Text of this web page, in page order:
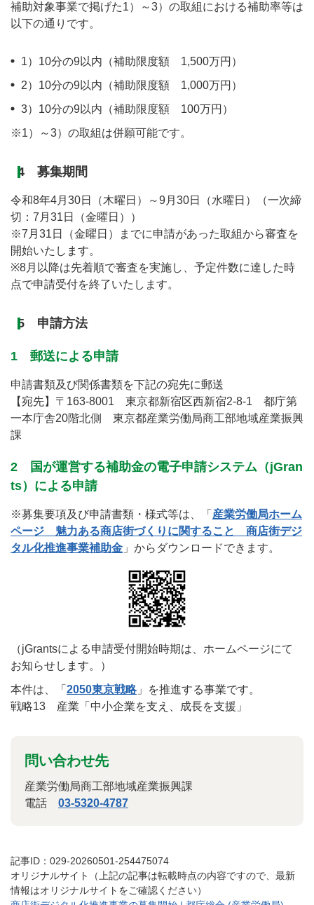
補助対象事業で掲げた1）～3）の取組における補助率等は
以下の通りです。
1）10分の9以内（補助限度額 1,500万円）
2）10分の9以内（補助限度額 1,000万円）
3）10分の9以内（補助限度額 100万円）
※1）～3）の取組は併願可能です。
4 募集期間
令和8年4月30日（木曜日）～9月30日（水曜日）（一次締
切：7月31日（金曜日））
※7月31日（金曜日）までに申請があった取組から審査を
開始いたします。
※8月以降は先着順で審査を実施し、予定件数に達した時
点で申請受付を終了いたします。
5 申請方法
1 郵送による申請
申請書類及び関係書類を下記の宛先に郵送
【宛先】〒163-8001 東京都新宿区西新宿2-8-1 都庁第
一本庁舎20階北側 東京都産業労働局商工部地域産業振興
課
2 国が運営する補助金の電子申請システム（jGran
ts）による申請
※募集要項及び申請書類・様式等は、「 産業労働局ホーム
ページ 魅力ある商店街づくりに関すること 商店街デジ
タル化推進事業補助金 」からダウンロードできます。
（jGrantsによる申請受付開始時期は、ホームページにて
お知らせします。）
本件は、「 2050東京戦略」を推進する事業です。
戦略13 産業「中小企業を支え、成長を支援」
問い合わせ先
産業労働局商工部地域産業振興課
電話 03-5320-4787
記事ID：029-20260501-254475074
オリジナルサイト（上記の記事は転載時点の内容ですので、最新
情報はオリジナルサイトをご確認ください）